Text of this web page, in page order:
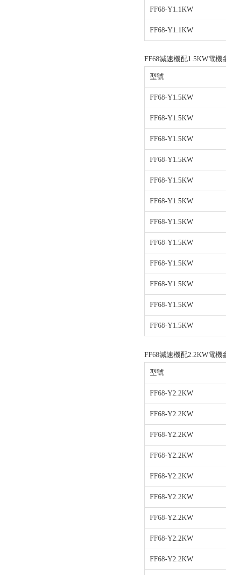
FF68-Y1.1KW
FF68-Y1.1KW
FF68減速機配1.5KW電機
型號
FF68-Y1.5KW
FF68-Y1.5KW
FF68-Y1.5KW
FF68-Y1.5KW
FF68-Y1.5KW
FF68-Y1.5KW
FF68-Y1.5KW
FF68-Y1.5KW
FF68-Y1.5KW
FF68-Y1.5KW
FF68-Y1.5KW
FF68-Y1.5KW
FF68減速機配2.2KW電機
型號
FF68-Y2.2KW
FF68-Y2.2KW
FF68-Y2.2KW
FF68-Y2.2KW
FF68-Y2.2KW
FF68-Y2.2KW
FF68-Y2.2KW
FF68-Y2.2KW
FF68-Y2.2KW